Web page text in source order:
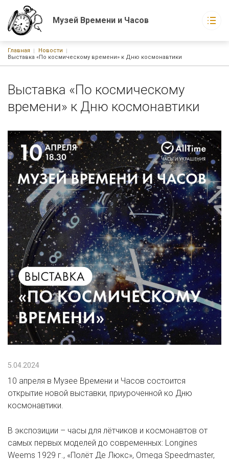
Музей Времени и Часов
Основная навигация
О музее
Новости
Статьи
г. Москва, ул. Русаковская, д. 1
График работы:
С 10-00 до 21-00 ежедневно без выходных
Watchmuseum@ya.ru
+7-926-223-15-60
Строка навигации
Главная
Новости
Выставка «По космическому времени» к Дню космонавтики
Выставка «По космическому
времени» к Дню космонавтики
5.04.2024
10 апреля в Музее Времени и Часов состоится
открытие новой выставки, приуроченной ко Дню
космонавтики.
В экспозиции – часы для лётчиков и космонавтов от
самых первых моделей до современных: Longines
Weems 1929 г., «Полёт Де Люкс», Omega Speedmaster,